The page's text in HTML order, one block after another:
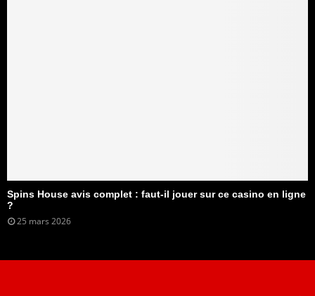
Spins House avis complet : faut-il jouer sur ce casino en ligne
?
25 mars 2026